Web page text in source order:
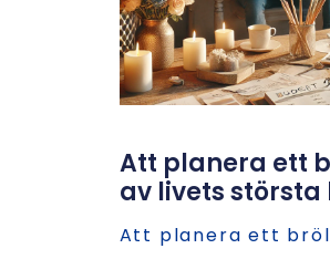
Att planera ett
av livets
Att planera ett